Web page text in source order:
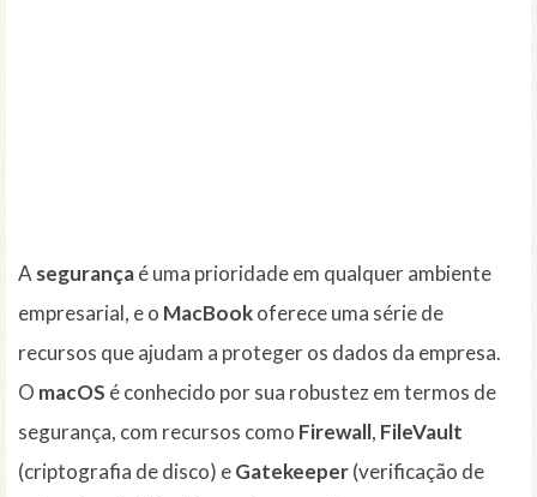
A segurançaé uma prioridade em qualquer ambiente
empresarial, e o MacBookoferece uma série de
recursos que ajudam a proteger os dados da empresa.
O macOS é conhecido por sua robustez em termos de
segurança, com recursos como Firewall, FileVault
(criptografia de disco) eGatekeeper(verificação de